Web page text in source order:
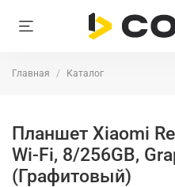
Главная Каталог
Планшет Xiaomi
Wi-Fi, 8/256GB,
(Графитовый)